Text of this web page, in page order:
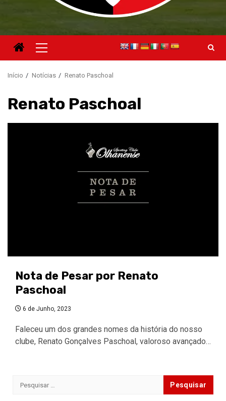
Menu
principal
Início Notícias Renato Paschoal
Renato Paschoal
Nota de Pesar por Renato
Paschoal
6 de Junho, 2023
Faleceu um dos grandes nomes da história do nosso
clube, Renato Gonçalves Paschoal, valoroso avançado…
Pesquisar